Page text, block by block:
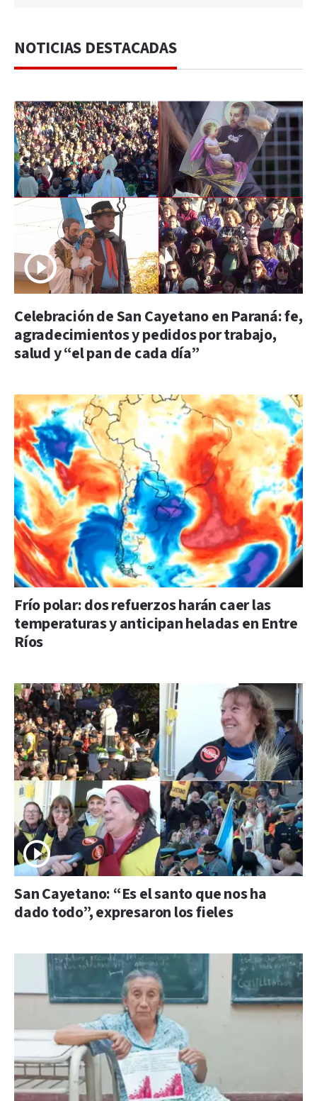
NOTICIAS DESTACADAS
Celebración de San Cayetano en Paraná: fe,
agradecimientos y pedidos por trabajo,
salud y “el pan de cada día”
Frío polar: dos refuerzos harán caer las
temperaturas y anticipan heladas en Entre
Ríos
San Cayetano: “Es el santo que nos ha
dado todo”, expresaron los fieles